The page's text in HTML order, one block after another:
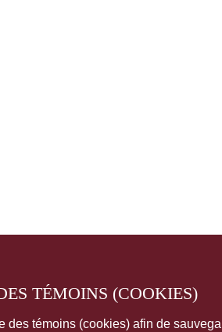
TÉMOINS (COOKIES)
des témoins (cookies) afin de